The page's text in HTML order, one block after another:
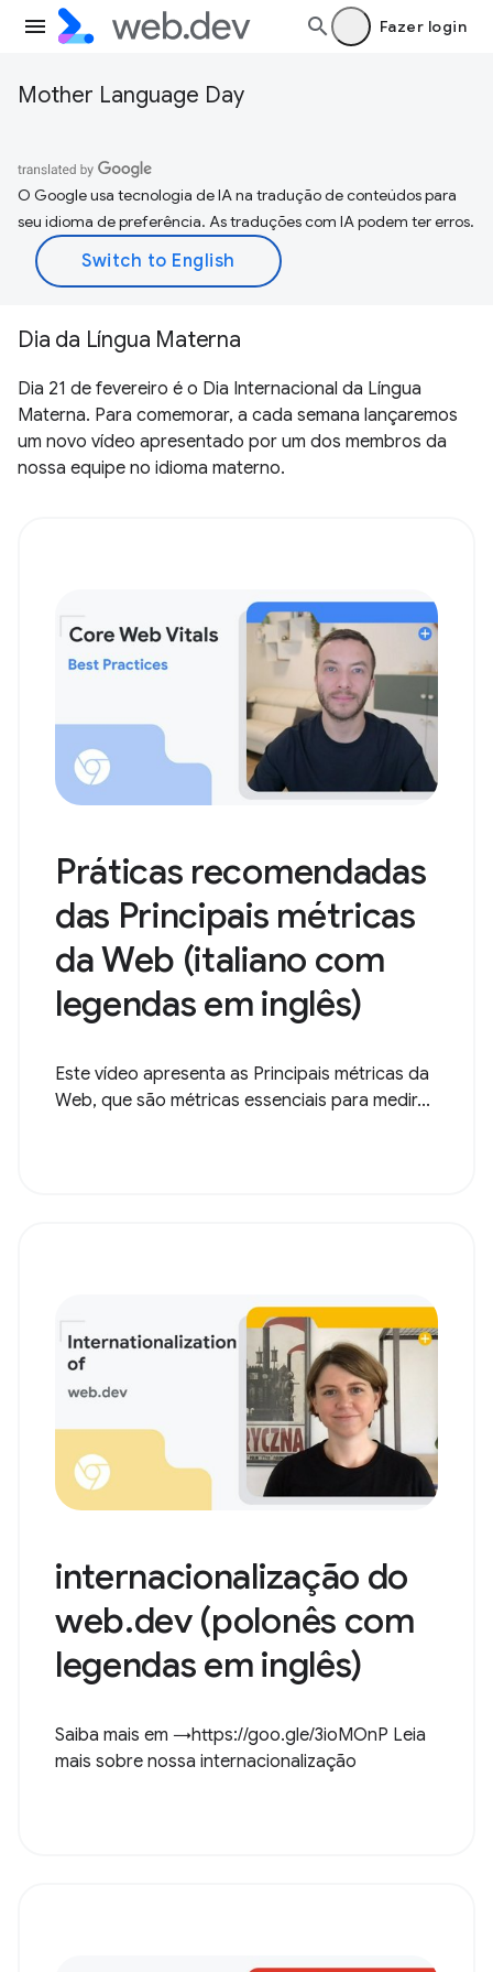
Fazer login
Mother Language Day
O Google usa tecnologia de IA na tradução de conteúdos para
seu idioma de preferência. As traduções com IA podem ter erros.
Dia da Língua Materna
Dia 21 de fevereiro é o Dia Internacional da Língua
Materna. Para comemorar, a cada semana lançaremos
um novo vídeo apresentado por um dos membros da
nossa equipe no idioma materno.
Práticas recomendadas
das Principais métricas
da Web (italiano com
legendas em inglês)
Este vídeo apresenta as Principais métricas da
Web, que são métricas essenciais para medir...
internacionalização do
web.dev (polonês com
legendas em inglês)
Saiba mais em →https://goo.gle/3ioMOnP Leia
mais sobre nossa internacionalização